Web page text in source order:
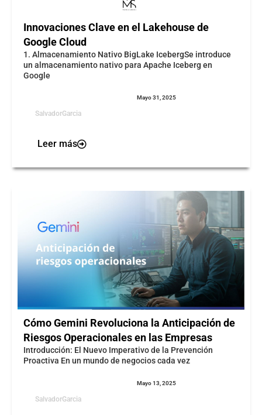
Innovaciones Clave en el Lakehouse de
Google Cloud
1. Almacenamiento Nativo BigLake IcebergSe introduce
un almacenamiento nativo para Apache Iceberg en
Google
SalvadorGarcia
Mayo 31, 2025
Leer más
Cómo Gemini Revoluciona la Anticipación de
Riesgos Operacionales en las Empresas
Introducción: El Nuevo Imperativo de la Prevención
Proactiva En un mundo de negocios cada vez
SalvadorGarcia
Mayo 13, 2025